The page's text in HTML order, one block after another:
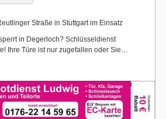
Straße in Stuttgart im Einsatz
in Degerloch? Schlüsseldienst
Ihre Türe ist nur zugefallen oder Sie…